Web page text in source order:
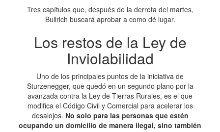
Tres capítulos que, después de la derrota del martes,
Bullrich buscará aprobar a como dé lugar.
Los restos de la Ley de
Inviolabilidad
Uno de los principales puntos de la iniciativa de
Sturzenegger, que quedó en un segundo plano por la
avanzada contra la Ley de Tierras Rurales, es el que
modifica el Código Civil y Comercial para acelerar los
desalojos. No solo para las personas que estén
ocupando un domicilio de manera ilegal, sino también